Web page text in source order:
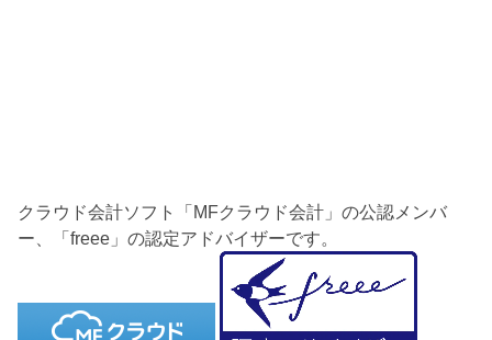
クラウド会計ソフト「MFクラウド会計」の公認メンバ
ー、「freee」の認定アドバイザーです。